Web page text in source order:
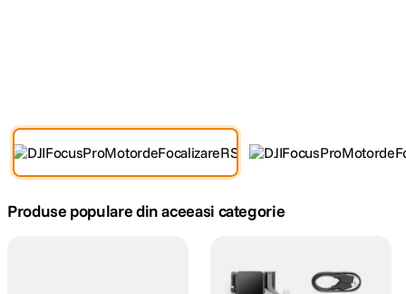
Produse populare din aceeasi categorie